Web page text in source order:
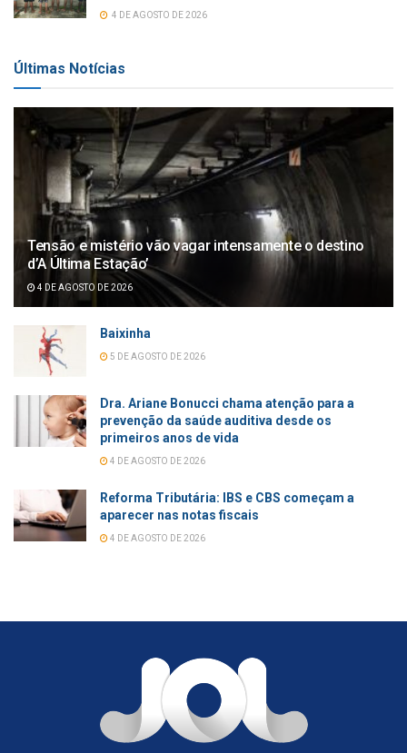
4 DE AGOSTO DE 2026
Últimas Notícias
Tensão e mistério vão vagar intensamente o destino
d’A Última Estação’
4 DE AGOSTO DE 2026
Baixinha
5 DE AGOSTO DE 2026
Dra. Ariane Bonucci chama atenção para a
prevenção da saúde auditiva desde os
primeiros anos de vida
4 DE AGOSTO DE 2026
Reforma Tributária: IBS e CBS começam a
aparecer nas notas fiscais
4 DE AGOSTO DE 2026